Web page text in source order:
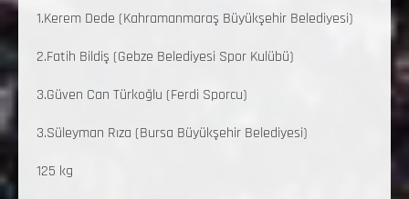
1.Kerem Dede (Kahramanmaraş Büyükşehir Belediyesi)
2.Fatih Bildiş (Gebze Belediyesi Spor Kulübü)
3.Güven Can Türkoğlu (Ferdi Sporcu)
3.Süleyman Rıza (Bursa Büyükşehir Belediyesi)
125 kg